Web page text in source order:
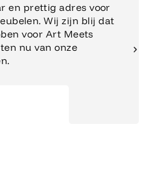
en prettig adres voor
Wij zijn blij dat
voor Art Meets
nu van onze